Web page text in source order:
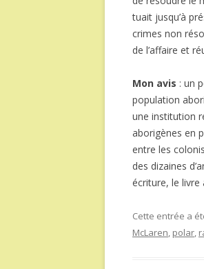
tuait jusqu’à
crimes non
de l’affaire et
Mon avis : un
population
une institution
aborigènes en
entre les
des dizaines
écriture, le livre
Cette entrée a
McLaren, polar,